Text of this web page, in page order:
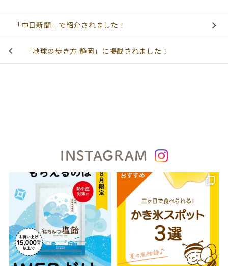
「中日新聞」で紹介されました！
「地球の歩き方 静岡」に掲載されました！
INSTAGRAM